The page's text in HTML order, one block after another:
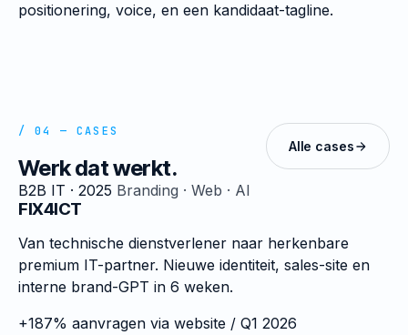
positionering, voice, en een kandidaat-tagline.
/ 04 — CASES
Werk dat werkt.
Alle cases
B2B IT · 2025 Branding · Web · AI
FIX4ICT
Van technische dienstverlener naar herkenbare
premium IT-partner. Nieuwe identiteit, sales-site en
interne brand-GPT in 6 weken.
+187% aanvragen via website / Q1 2026